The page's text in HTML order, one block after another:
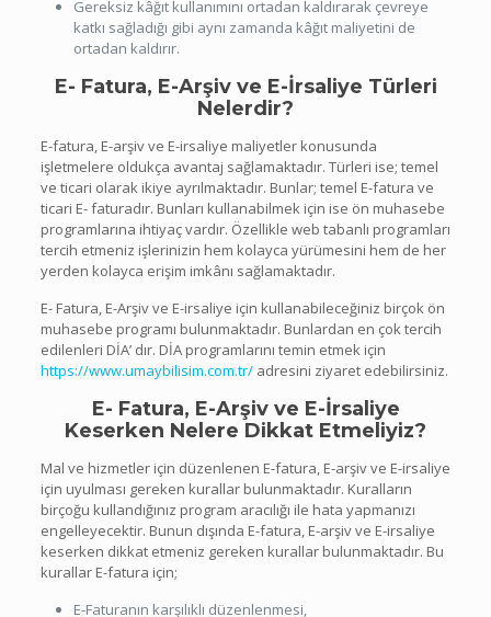
Gereksiz kâğıt kullanımını ortadan kaldırarak çevreye
katkı sağladığı gibi aynı zamanda kâğıt maliyetini de
ortadan kaldırır.
E- Fatura, E-Arşiv ve E-İrsaliye Türleri
Nelerdir?
E-fatura, E-arşiv ve E-irsaliye maliyetler konusunda
işletmelere oldukça avantaj sağlamaktadır. Türleri ise; temel
ve ticari olarak ikiye ayrılmaktadır. Bunlar; temel E-fatura ve
ticari E- faturadır. Bunları kullanabilmek için ise ön muhasebe
programlarına ihtiyaç vardır. Özellikle web tabanlı programları
tercih etmeniz işlerinizin hem kolayca yürümesini hem de her
yerden kolayca erişim imkânı sağlamaktadır.
E- Fatura, E-Arşiv ve E-irsaliye için kullanabileceğiniz birçok ön
muhasebe programı bulunmaktadır. Bunlardan en çok tercih
edilenleri DİA’ dır. DİA programlarını temin etmek için
https://www.umaybilisim.com.tr/adresini ziyaret edebilirsiniz.
E- Fatura, E-Arşiv ve E-İrsaliye
Keserken Nelere Dikkat Etmeliyiz?
Mal ve hizmetler için düzenlenen E-fatura, E-arşiv ve E-irsaliye
için uyulması gereken kurallar bulunmaktadır. Kuralların
birçoğu kullandığınız program aracılığı ile hata yapmanızı
engelleyecektir. Bunun dışında E-fatura, E-arşiv ve E-irsaliye
keserken dikkat etmeniz gereken kurallar bulunmaktadır. Bu
kurallar E-fatura için;
E-Faturanın karşılıklı düzenlenmesi,